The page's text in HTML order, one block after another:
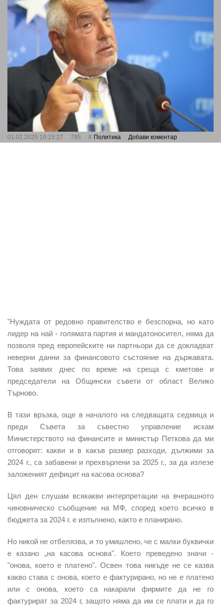
01.02.2025 19:15:27 795 Политика Добави коментар
"Нуждата от редовно правителство е безспорна, но като
лидер на най - голямата партия и мандатоносител, няма да
позволя пред европейските ни партньори да се докладват
неверни данни за финансовото състояние на държавата.
Това заявих днес по време на среща с кметове и
председатели на Общински съвети от област Велико
Търново.
В тази връзка, още в началото на следващата седмица и
преди Съвета за съвестно управление искам
Министерството на финансите и министър Петкова да ми
отговорят: какви и в какъв размер разходи, дължими за
2024 г., са забавени и прехвърлени за 2025 г., за да излезе
заложеният дефицит на касова основа?
Цял ден слушам всякакви интерпретации на вчерашното
чиновническо съобщение на МФ, според което всичко в
бюджета за 2024 г. е изпълнено, както е планирано.
Но никой не отбелязва, и то умишлено, че с малки буквички
е казано „на касова основа". Което преведено значи -
"онова, което е платено". Освен това никъде не се казва
какво става с онова, което е фактурирано, но не е платено
или с онова, което са накарали фирмите да не го
фактурират за 2024 г, защото няма да им се плати и да го